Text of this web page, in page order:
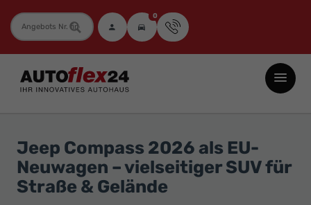
Fahrzeugnummer 0
Autoflex24
GmbH
Neuwagen
Jahreswagen
und
Jeep Compass 2026 als EU-
Neuwagen – vielseitiger SUV für
Straße & Gelände